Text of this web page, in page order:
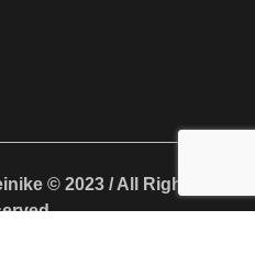
© 2023 / All Rights